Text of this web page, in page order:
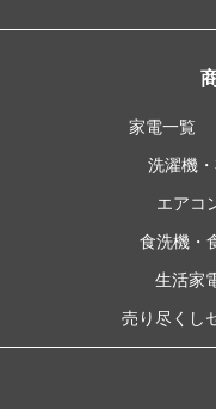
家電一覧
洗濯機
エアコ
食洗機・
生活家
売り尽くし